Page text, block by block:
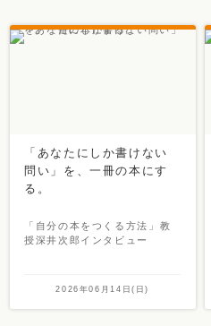
「あなたにしか書けない
問い」を、一冊の本にす
る。
「自分の本をつくる方法」教
授深井次郎インタビュー
2026年06月14日(日)